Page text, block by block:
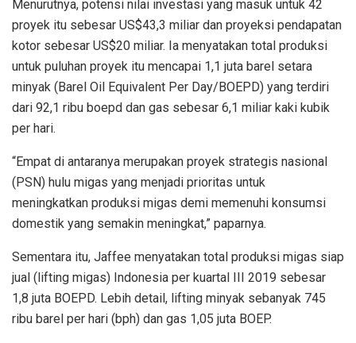
Menurutnya, potensi nilai investasi yang masuk untuk 42
proyek itu sebesar US$43,3 miliar dan proyeksi pendapatan
kotor sebesar US$20 miliar. Ia menyatakan total produksi
untuk puluhan proyek itu mencapai 1,1 juta barel setara
minyak (Barel ‎Oil Equivalent Per Day/BOEPD) yang terdiri
dari 92,1 ribu boepd dan gas sebesar 6,1 miliar kaki kubik
per hari.
“Empat di antaranya merupakan proyek strategis nasional
(PSN) hulu migas yang menjadi prioritas untuk
meningkatkan produksi migas demi memenuhi konsumsi
domestik yang semakin meningkat,” paparnya.
Sementara itu, Jaffee menyatakan total produksi migas siap
jual (lifting migas) Indonesia per kuartal III 2019 sebesar
1,8 juta BOEPD. Lebih detail, lifting minyak sebanyak 745
ribu barel per hari (bph) dan gas 1,05 juta BOEP.